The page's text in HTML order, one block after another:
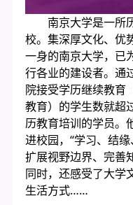
南京大学是一所
校。集深厚文化、优
一身的南京大学，已
行各业的建设者。通
院接受学历继续教育
教育）的学生数就超
历教育培训的学员。
进校园，“学习、结
扩展视野边界、完善
同时，还感受了大学
生活方式……